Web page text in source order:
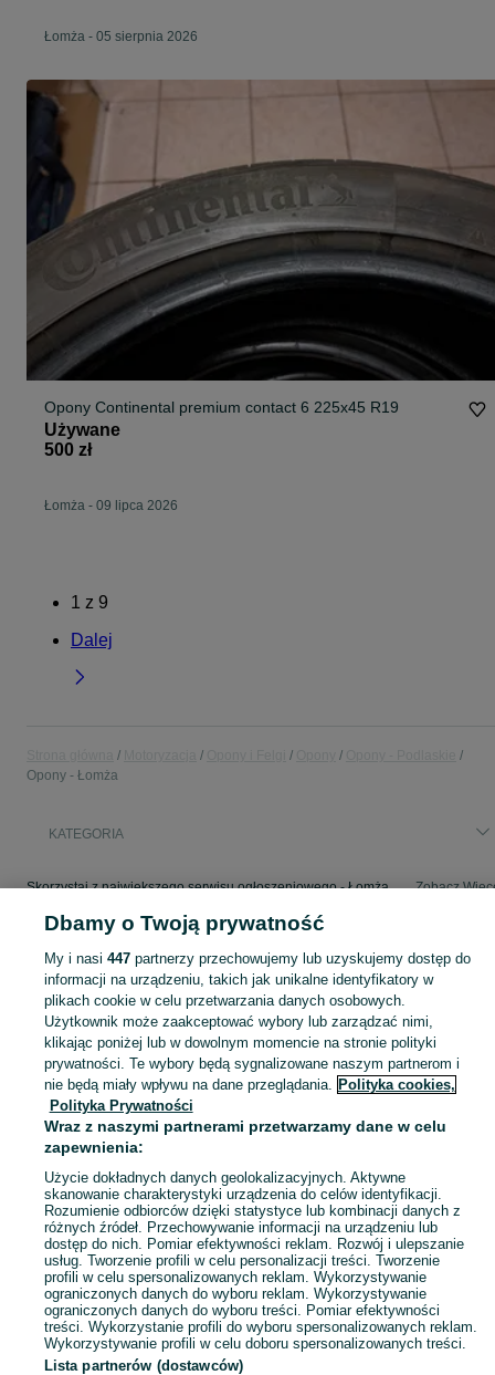
Łomża - 05 sierpnia 2026
Opony Continental premium contact 6 225x45 R19
Używane
500 zł
Łomża - 09 lipca 2026
1 z 9
Dalej
Opony - Łomża
KATEGORIA
Skorzystaj z największego serwisu ogłoszeniowego - Łomża i okolice! - kupuj lub sprzedawaj jeszcze wygodniej w kategorii Opony! Zobacz
Mapa kategorii
Mapa miejscowości
Mapa ministron
Popularne wyszukiwania
Dbamy o Twoją prywatność
My i nasi 447partnerzy przechowujemy lub uzyskujemy dostęp do
informacji na urządzeniu, takich jak unikalne identyfikatory w
plikach cookie w celu przetwarzania danych osobowych.
Użytkownik może zaakceptować wybory lub zarządzać nimi,
klikając poniżej lub w dowolnym momencie na stronie polityki
prywatności. Te wybory będą sygnalizowane naszym partnerom i
nie będą miały wpływu na dane przeglądania. Polityka cookies,
Polityka Prywatności
Wraz z naszymi partnerami przetwarzamy dane w celu
zapewnienia:
Użycie dokładnych danych geolokalizacyjnych. Aktywne
skanowanie charakterystyki urządzenia do celów identyfikacji.
Rozumienie odbiorców dzięki statystyce lub kombinacji danych z
różnych źródeł. Przechowywanie informacji na urządzeniu lub
dostęp do nich. Pomiar efektywności reklam. Rozwój i ulepszanie
usług. Tworzenie profili w celu personalizacji treści. Tworzenie
profili w celu spersonalizowanych reklam. Wykorzystywanie
ograniczonych danych do wyboru reklam. Wykorzystywanie
ograniczonych danych do wyboru treści. Pomiar efektywności
treści. Wykorzystanie profili do wyboru spersonalizowanych reklam.
Wykorzystywanie profili w celu doboru spersonalizowanych treści.
Lista partnerów (dostawców)